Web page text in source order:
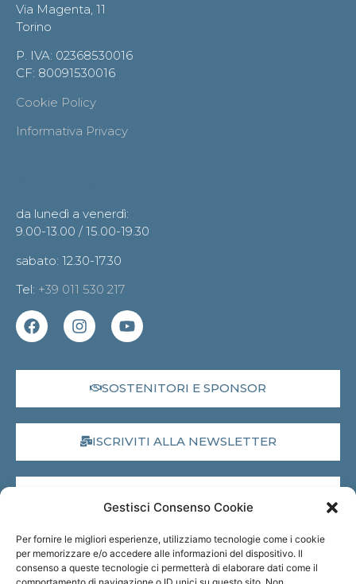
Gestisci Consenso Cookie
Per fornire le migliori esperienze, utilizziamo tecnologie come i cookie
per memorizzare e/o accedere alle informazioni del dispositivo. Il
consenso a queste tecnologie ci permetterà di elaborare dati come il
Via Magenta, 11
Torino
P. IVA: 02368530016
CF: 80091530016
Cookie Policy
Informativa Privacy
da lunedì a venerdì:
9.00-13.00 / 15.00-19.30
sabato: 12.30-17.30
Tel: +39 011 530 217
SOSTENITORI E SPONSOR
ISCRIVITI ALLA NEWSLETTER
MUSEO VIRTUALE